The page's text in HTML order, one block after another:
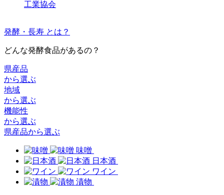
工業協会
発酵・長寿 とは？
どんな発酵食品があるの？
県産品
から選ぶ
地域
から選ぶ
機能性
から選ぶ
県産品から選ぶ
味噌
日本酒
ワイン
漬物